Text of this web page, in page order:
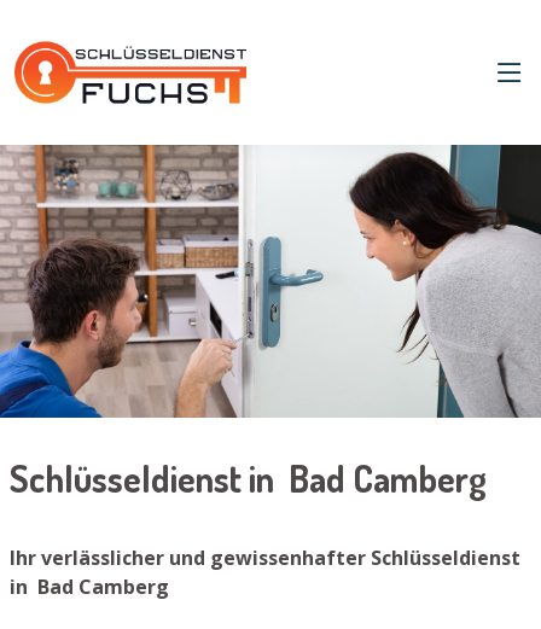
Schlüsseldienst in Bad Camberg
Ihr verlässlicher und gewissenhafter Schlüsseldienst
in Bad Camberg